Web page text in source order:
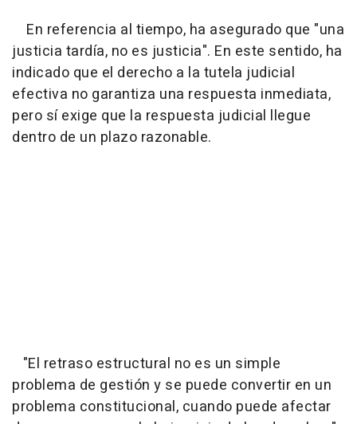
En referencia al tiempo, ha asegurado que "una
justicia tardía, no es justicia". En este sentido, ha
indicado que el derecho a la tutela judicial
efectiva no garantiza una respuesta inmediata,
pero sí exige que la respuesta judicial llegue
dentro de un plazo razonable.
"El retraso estructural no es un simple
problema de gestión y se puede convertir en un
problema constitucional, cuando puede afectar